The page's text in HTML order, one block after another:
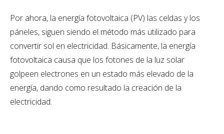
Por ahora, la energía fotovoltaica (PV) las celdas y los
páneles, siguen siendo el método más utilizado para
convertir sol en electricidad. Básicamente, la energía
fotovoltaica causa que los fotones de la luz solar
golpeen electrones en un estado más elevado de la
energía, dando como resultado la creación de la
electricidad.